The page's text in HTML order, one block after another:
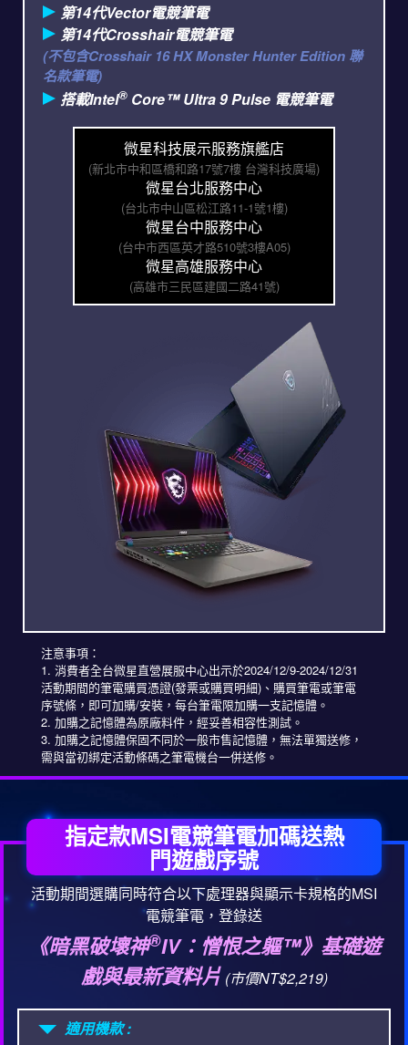
第14代Vector電競筆電
第14代Crosshair電競筆電
(不包含Crosshair 16 HX Monster Hunter Edition 聯
名款筆電)
搭載Intel®Core™ Ultra 9 Pulse 電競筆電
微星科技展示服務旗艦店
(新北市中和區橋和路17號7樓 台灣科技廣場)
微星台北服務中心
(台北市中山區松江路11-1號1樓)
微星台中服務中心
(台中市西區英才路510號3樓A05)
微星高雄服務中心
(高雄市三民區建國二路41號)
注意事項：
1. 消費者全台微星直營展服中心出示於2024/12/9-2024/12/31
活動期間的筆電購買憑證(發票或購買明細)、購買筆電或筆電
序號條，即可加購/安裝，每台筆電限加購一支記憶體。
2. 加購之記憶體為原廠料件，經妥善相容性測試。
3. 加購之記憶體保固不同於一般市售記憶體，無法單獨送修，
需與當初綁定活動條碼之筆電機台一併送修。
指定款MSI電競筆電加碼送熱
門遊戲序號
活動期間選購同時符合以下處理器與顯示卡規格的MSI
電競筆電，登錄送
《暗黑破壞神®IV：憎恨之軀™》基礎遊
戲與最新資料片 (市價NT$2,219)
適用機款 :